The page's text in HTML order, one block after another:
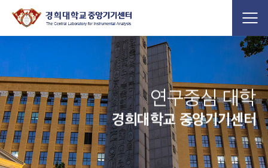
연구중심 대학
경희대학교 중앙기기센터